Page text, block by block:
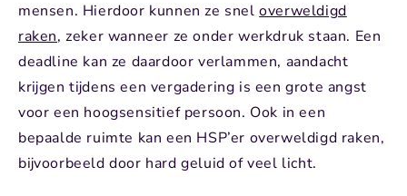
mensen. Hierdoor kunnen ze sneloverweldigd
raken, zeker wanneer ze onder werkdruk staan. Een
deadline kan ze daardoor verlammen, aandacht
krijgen tijdens een vergadering is een grote angst
voor een hoogsensitief persoon. Ook in een
bepaalde ruimte kan een HSP’er overweldigd raken,
bijvoorbeeld door hard geluid of veel licht.